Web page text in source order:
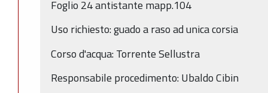
Foglio 24 antistante mapp.104
Uso richiesto: guado a raso ad unica corsia
Corso d'acqua: Torrente Sellustra
Responsabile procedimento: Ubaldo Cibin